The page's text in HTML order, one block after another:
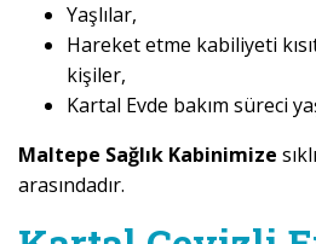
Yaşlılar,
Hareket etme kabiliyeti
kişiler,
Kartal Evde bakım süreci
Maltepe Sağlık Kabinimize
arasındadır.